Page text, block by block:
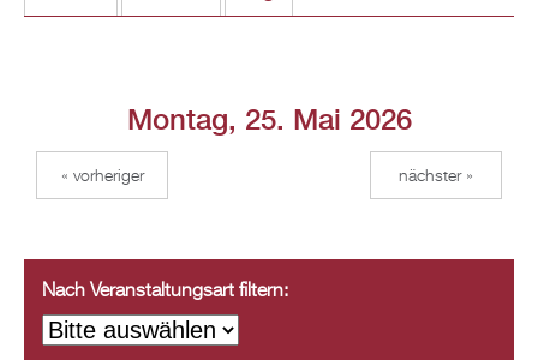
Montag, 25. Mai 2026
« vorheriger nächster »
Nach Veranstaltungsart filtern: